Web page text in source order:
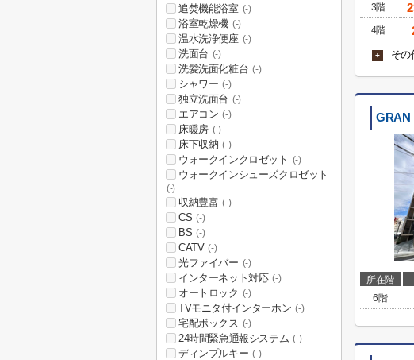
3階
4階
+ その
GRAN
所在階
6階
追焚機能浴室 (-)
浴室乾燥機 (-)
温水洗浄便座 (-)
洗面台 (-)
洗髪洗面化粧台 (-)
シャワー (-)
独立洗面台 (-)
エアコン (-)
床暖房 (-)
床下収納 (-)
ウォークインクロゼット (-)
ウォークインシューズクロゼット
(-)
収納豊富 (-)
CS (-)
BS (-)
CATV (-)
光ファイバー (-)
インターネット対応 (-)
オートロック (-)
TVモニタ付インターホン (-)
宅配ボックス (-)
24時間緊急通報システム (-)
ディンプルキー (-)